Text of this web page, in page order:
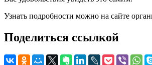
Узнать подробности можно на сайте
Поделиться ссылкой